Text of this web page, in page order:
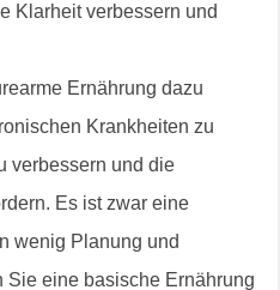
Klarheit verbessern und
Ernährung dazu
Krankheiten zu
verbessern und die
Es ist zwar eine
wenig Planung und
Sie eine basische Ernährung